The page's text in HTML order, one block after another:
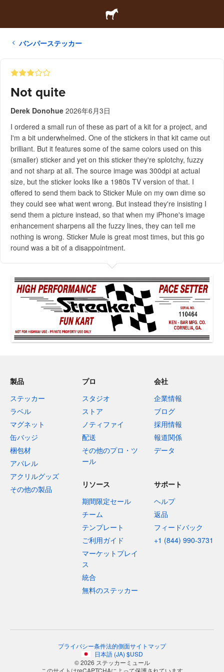
バンパーステッカー
Not quite
Derek Donohue 2026年6月3日
I ordered a small run of these as part of a kit for a project, and
I'm a bit underwhelmed. One of the stickers in that kit came out
brilliant. But it features some of the same colors used on this
(smaller) sticker and yet on this sticker they're splotchy, fuzzy
and not sharp at all. The source image was 300dpi at actual
size, but the sticker looks like a 1980s TV version of that. I
offered to send them back to Sticker Mule on my own dime so
they could see what went wrong. But instead they're insisting I
send them a picture instead, so that when my iPhone's image
enhancement sharpens all the fuzzy lines, they can tell me
nothing is wrong. Sticker Mule is great most times, but this go
round was a bit of a disappointment.
製品
ステッカー
ラベル
マグネット
缶バッジ
梱包材
アパレル
アクリルグッズ
その他の製品
プロ
スタジオ
ストア
ノティファイ
配送
その他のプロ・ツ
ール
会社
企業情報
ブログ
採用情報
報道関係
データ
リソース
期間限定セール
チーム
テンプレート
ご利用ガイド
マーケットプレイ
ス
統合
無料のステッカー
サポート
ヘルプ
返品
フィードバック
+1 (844) 990-3731
プライバシー条件法的側面サイトマップ
日本語(JA) $USD
© 2026 ステッカーミュール
このサイトはreCAPTCHAによって保護されています